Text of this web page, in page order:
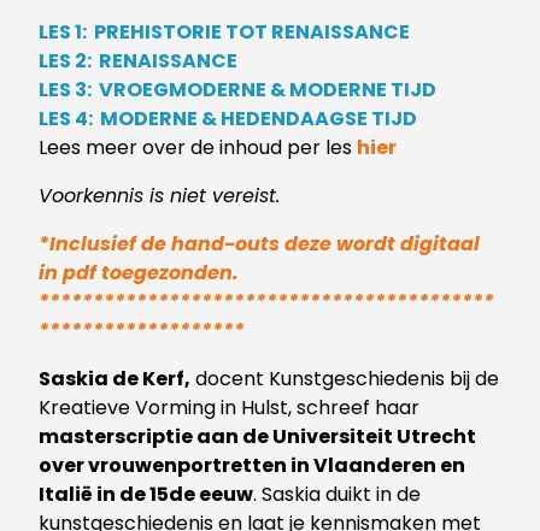
LES 1: PREHISTORIE TOT RENAISSANCE
LES 2: RENAISSANCE
LES 3: VROEGMODERNE & MODERNE TIJD
LES 4: MODERNE & HEDENDAAGSE TIJD
Lees meer over de inhoud per les hier
Voorkennis is niet vereist.
*Inclusief de hand-outs deze wordt digitaal
in pdf toegezonden.
******************************************
*******************
Saskia de Kerf, docent Kunstgeschiedenis bij de
Kreatieve Vorming in Hulst, schreef haar
masterscriptie aan de Universiteit Utrecht
over vrouwenportretten in Vlaanderen en
Italië in de 15de eeuw. Saskiaduikt inde
kunstgeschiedenis en laat je kennismaken met